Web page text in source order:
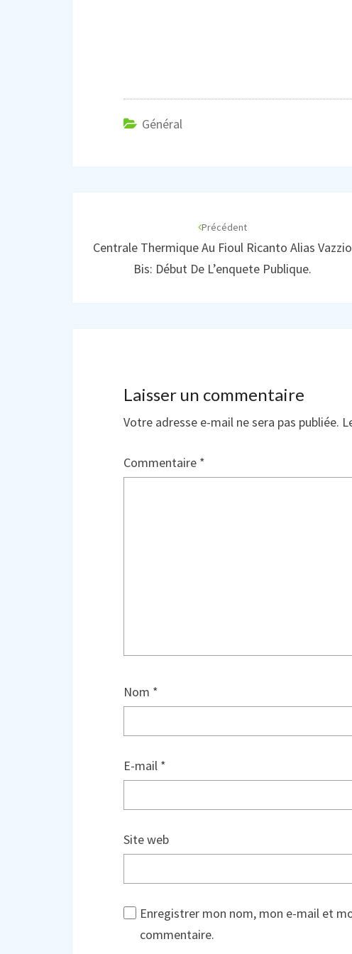
Général
Précédent
Centrale Thermique Au Fioul Ricanto Alias Vazzio
Bis: Début De L’enquete Publique.
Laisser un commentaire
Votre adresse e-mail ne sera pas publiée.
Commentaire *
Nom *
E-mail *
Site web
Enregistrer mon nom, mon e-mail et
commentaire.